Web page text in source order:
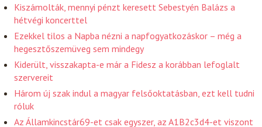
Kiszámolták, mennyi pénzt keresett Sebestyén Balázs a
hétvégi koncerttel
Ezekkel tilos a Napba nézni a napfogyatkozáskor – még a
hegesztőszemüveg sem mindegy
Kiderült, visszakapta-e már a Fidesz a korábban lefoglalt
szervereit
Három új szak indul a magyar felsőoktatásban, ezt kell tudni
róluk
Az Államkincstár69-et csak egyszer, az A1B2c3d4-et viszont